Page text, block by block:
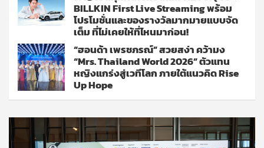
BILLKIN First Live Streaming พร้อม
โปรโมชั่นและของรางวัลมากมายแบบจัด
เต็ม ที่ไม่เคยให้ที่ไหนมาก่อน!
“ฮอนด้า เพรชภรณ์” สวยสง่า คว้ามง
“Mrs. Thailand World 2026” ตัวแทน
หญิงแกร่งสู่เวทีโลก ภายใต้แนวคิด Rise
Up Hope